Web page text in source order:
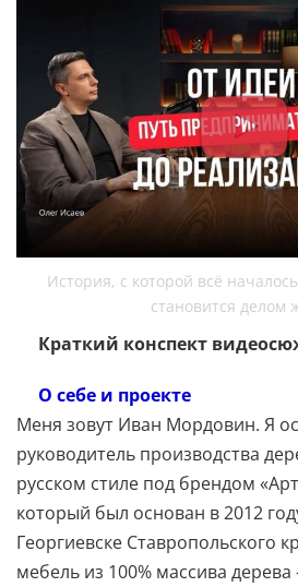
История, с которой всё
становится делом
Краткий конспект
О себе и проекте
Меня зовут Иван Мордовин. Я
руководитель производства
русском стиле под брендом
который был основан в 2012
Георгиевске Ставропольского
мебель из 100% массива